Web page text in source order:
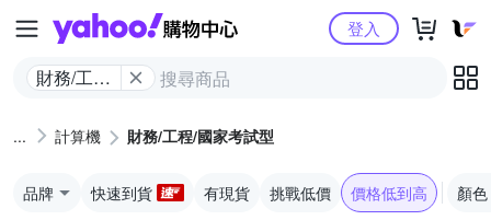
Yahoo購物中心
財務/工程/
型
登入
計算機 財務/工程/國家考試型
品牌 快速到貨 有現貨 挑戰低價 價格低到高 顏色